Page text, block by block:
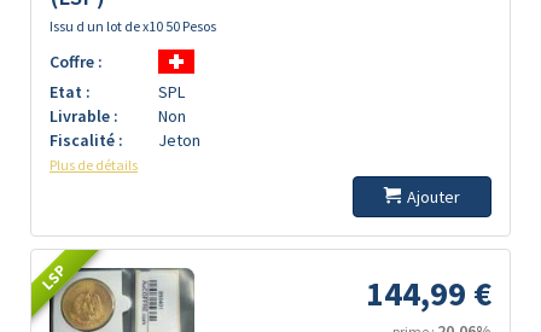
Issu d un lot de x10 50 Pesos
Coffre :
Etat :
SPL
Livrable :
Non
Fiscalité :
Jeton
Plus de détails
Ajouter
LSP 144,99 €